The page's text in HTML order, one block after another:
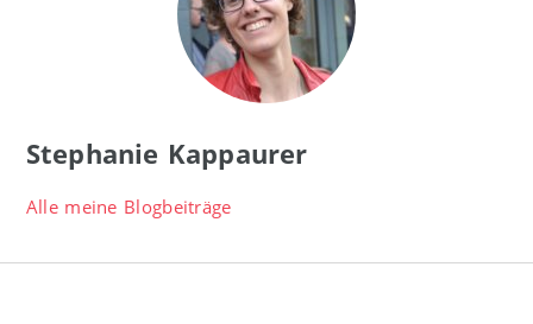
Stephanie Kappaurer
Alle meine Blogbeiträge